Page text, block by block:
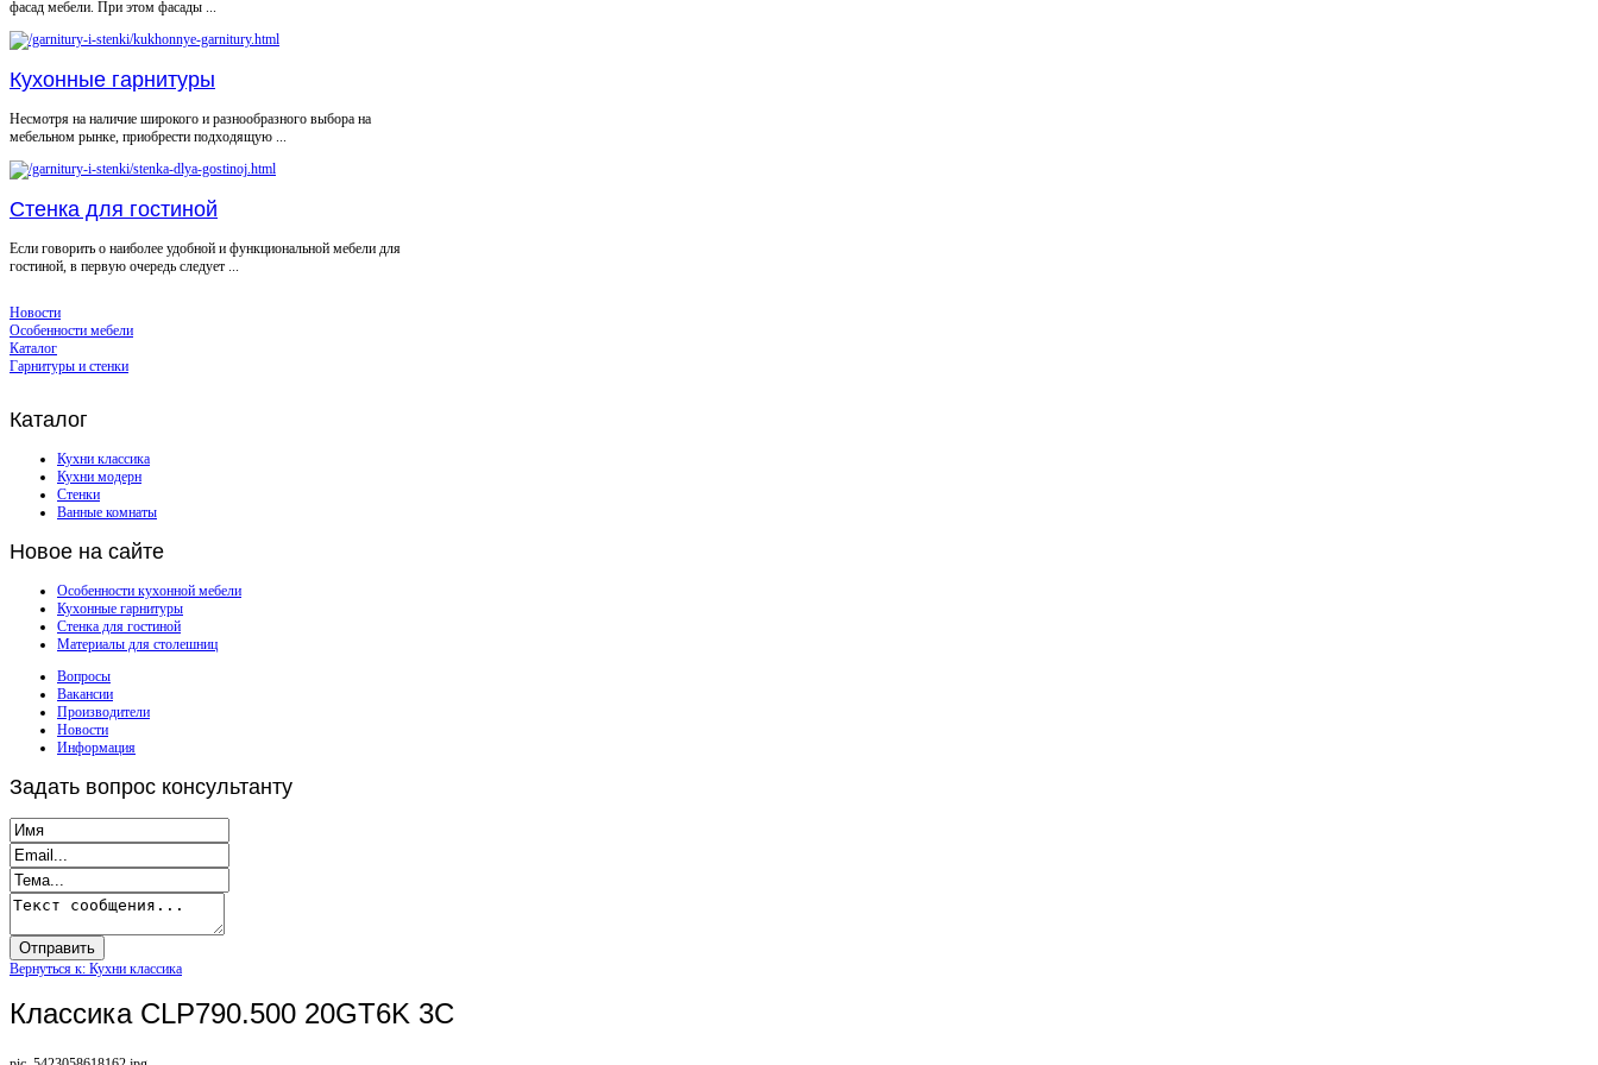
фасад мебели. При этом фасады ...
Кухонные гарнитуры
Несмотря на наличие широкого и разнообразного выбора на
мебельном рынке, приобрести подходящую ...
Стенка для гостиной
Если говорить о наиболее удобной и функциональной мебели для
гостиной, в первую очередь следует ...
Новости
Особенности мебели
Каталог
Гарнитуры и стенки
Каталог
Кухни классика
Кухни модерн
Стенки
Ванные комнаты
Новое на сайте
Особенности кухонной мебели
Кухонные гарнитуры
Стенка для гостиной
Материалы для столешниц
Вопросы
Вакансии
Производители
Новости
Информация
Задать вопрос консультанту
Вернуться к: Кухни классика
Классика CLP790.500 20GT6K 3C